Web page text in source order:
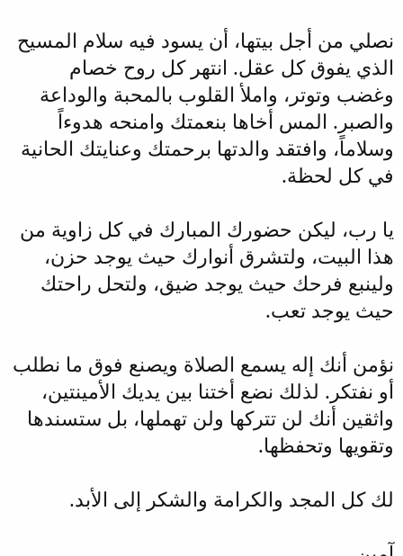
نصلي من أجل بيتها، أن يسود فيه سلام المسيح
الذي يفوق كل عقل. انتهر كل روح خصام
وغضب وتوتر، واملأ القلوب بالمحبة والوداعة
والصبر. المس أخاها بنعمتك وامنحه هدوءاً
وسلاماً، وافتقد والدتها برحمتك وعنايتك الحانية
في كل لحظة.
يا رب، ليكن حضورك المبارك في كل زاوية من
هذا البيت، ولتشرق أنوارك حيث يوجد حزن،
ولينبع فرحك حيث يوجد ضيق، ولتحل راحتك
حيث يوجد تعب.
نؤمن أنك إله يسمع الصلاة ويصنع فوق ما نطلب
أو نفتكر. لذلك نضع أختنا بين يديك الأمينتين،
واثقين أنك لن تتركها ولن تهملها، بل ستسندها
وتقويها وتحفظها.
لك كل المجد والكرامة والشكر إلى الأبد.